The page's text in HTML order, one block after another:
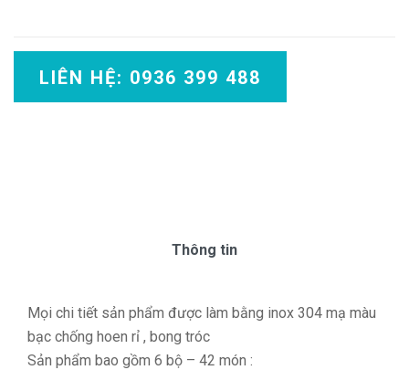
LIÊN HỆ: 0936 399 488
Thông tin
Mọi chi tiết sản phẩm được làm bằng inox 304 mạ màu
bạc chống hoen rỉ , bong tróc
Sản phẩm bao gồm 6 bộ – 42 món :